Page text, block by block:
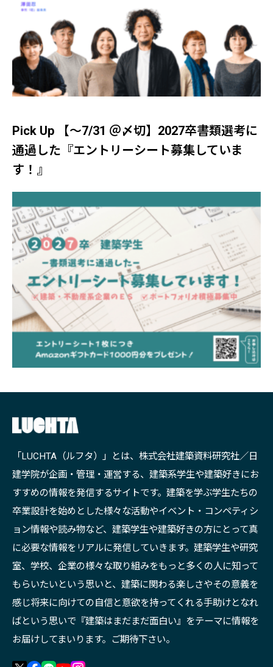
Pick Up 【～7/31 ＠〆切】2027卒書類選考に
通過した『エントリーシート募集していま
す！』
「LUCHTA（ルフタ）」とは、株式会社建築資料研究社／日
建学院が企画・管理・運営する、建築系学生や建築好きにお
すすめの情報を発信するサイトです。建築を学ぶ学生たちの
卒業設計を始めとした様々な活動やイベント・コンペティシ
ョン情報や読み物など、建築学生や建築好きの方にとって真
に必要な情報をリアルに発信していきます。建築学生や研究
室、学校、企業の様々な取り組みをもっと多くの人に知って
もらいたいという思いと、建築に関わる楽しさやその意義を
感じ将来に向けての自信と意欲を持ってくれる手助けとなれ
ばという思いで『建築はまだまだ面白い』をテーマに情報を
お届けしてまいります。ご期待下さい。